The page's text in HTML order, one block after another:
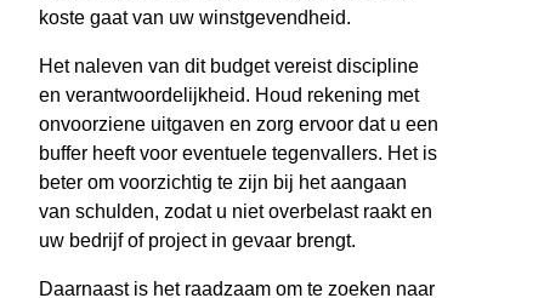
koste gaat van uw winstgevendheid.
Het naleven van dit budget vereist discipline
en verantwoordelijkheid. Houd rekening met
onvoorziene uitgaven en zorg ervoor dat u een
buffer heeft voor eventuele tegenvallers. Het is
beter om voorzichtig te zijn bij het aangaan
van schulden, zodat u niet overbelast raakt en
uw bedrijf of project in gevaar brengt.
Daarnaast is het raadzaam om te zoeken naar